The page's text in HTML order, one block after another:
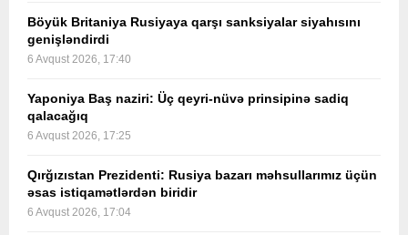
Böyük Britaniya Rusiyaya qarşı sanksiyalar siyahısını
genişləndirdi
6 Avqust 2026, 17:40
Yaponiya Baş naziri: Üç qeyri-nüvə prinsipinə sadiq
qalacağıq
6 Avqust 2026, 17:25
Qırğızıstan Prezidenti: Rusiya bazarı məhsullarımız üçün
əsas istiqamətlərdən biridir
6 Avqust 2026, 17:04